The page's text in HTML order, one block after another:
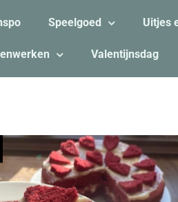
Speelgoed Uitjes
Valentijnsdag